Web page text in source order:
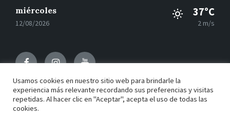
miércoles
12/08/2026
37°C
2 m/s
FacebookInstagramYoutube
© 2021 Motilla del Palancar - Desarrollado por Grupo
Usamos cookies en nuestro sitio web para brindarle la
experiencia más relevante recordando sus preferencias y visitas
repetidas. Al hacer clic en "Aceptar", acepta el uso de todas las
cookies.